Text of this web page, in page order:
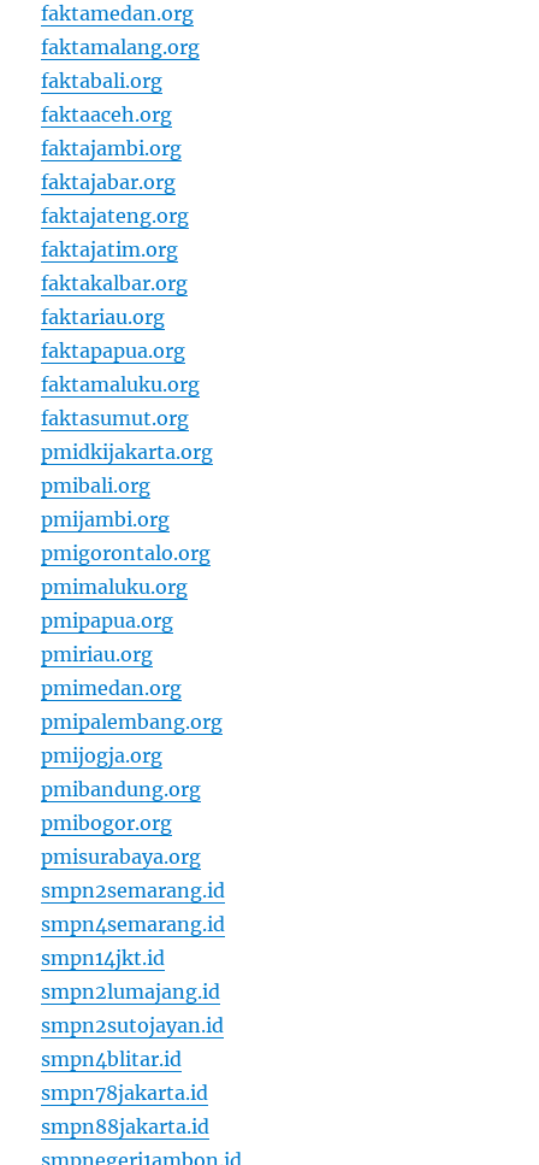
faktamedan.org
faktamalang.org
faktabali.org
faktaaceh.org
faktajambi.org
faktajabar.org
faktajateng.org
faktajatim.org
faktakalbar.org
faktariau.org
faktapapua.org
faktamaluku.org
faktasumut.org
pmidkijakarta.org
pmibali.org
pmijambi.org
pmigorontalo.org
pmimaluku.org
pmipapua.org
pmiriau.org
pmimedan.org
pmipalembang.org
pmijogja.org
pmibandung.org
pmibogor.org
pmisurabaya.org
smpn2semarang.id
smpn4semarang.id
smpn14jkt.id
smpn2lumajang.id
smpn2sutojayan.id
smpn4blitar.id
smpn78jakarta.id
smpn88jakarta.id
smpnegeri1ambon.id